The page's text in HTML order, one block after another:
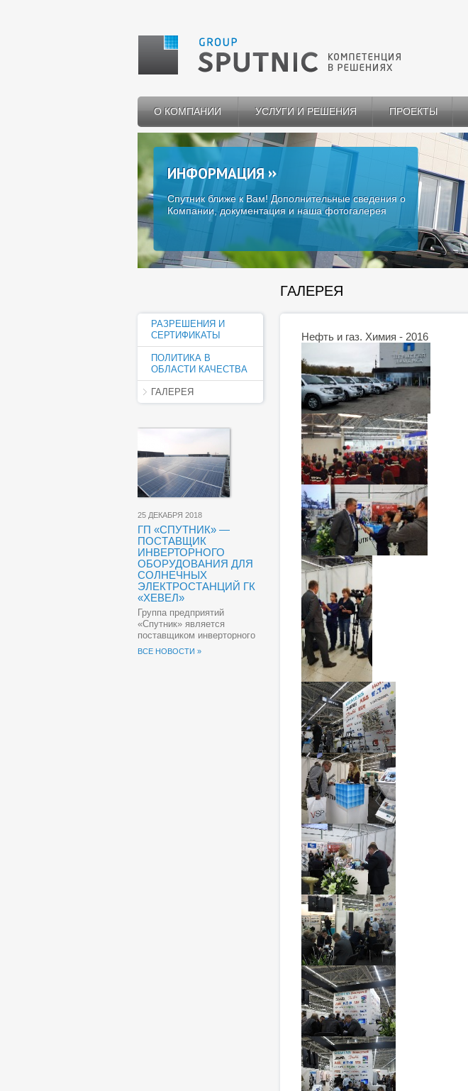
О КОМПАНИИ УСЛУГИ И РЕШЕНИЯ ПРОЕКТЫ
ИНФОРМАЦИЯ
Спутник ближе к Вам! Дополнительные сведения о
Компании, документация и наша фотогалерея
ГАЛЕРЕЯ
Нефть и газ. Химия - 2016
РАЗРЕШЕНИЯ И
СЕРТИФИКАТЫ
ПОЛИТИКА В
ОБЛАСТИ КАЧЕСТВА
ГАЛЕРЕЯ
25 ДЕКАБРЯ 2018
ГП «СПУТНИК» —
ПОСТАВЩИК
ИНВЕРТОРНОГО
ОБОРУДОВАНИЯ ДЛЯ
СОЛНЕЧНЫХ
ЭЛЕКТРОСТАНЦИЙ ГК
«ХЕВЕЛ»
Группа предприятий
«Спутник» является
поставщиком инверторного
оборудования для
ВСЕ НОВОСТИ »